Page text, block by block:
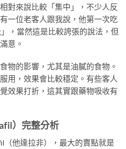
對來說比較「集中」，不少人反
一位老客人跟我說，他第一次吃
，當然這是比較誇張的說法，但
意。
物的影響，尤其是油膩的食物。
用，效果會比較穩定。有些客人
效果打折，這其實跟藥物吸收有
）完整分析
（他達拉非），最大的賣點就是